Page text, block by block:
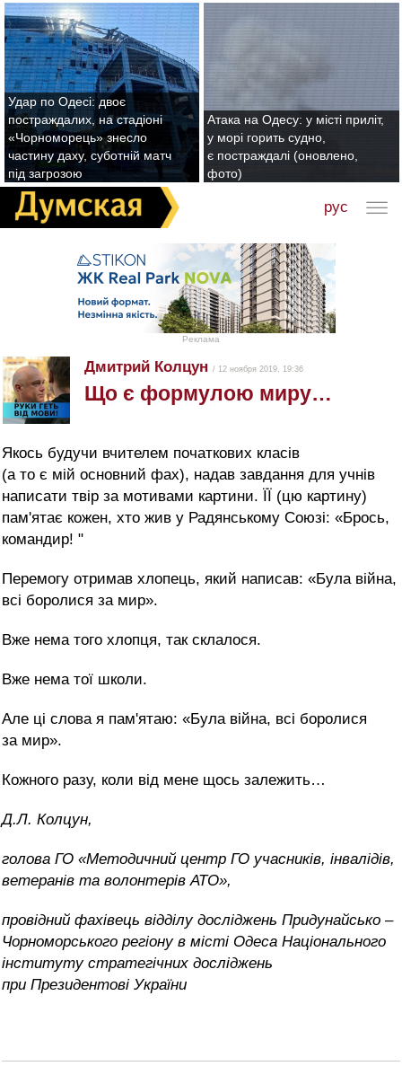
Удар по Одесі: двоє
постраждалих, на стадіоні
«Чорноморець» знесло
частину даху, суботній матч
під загрозою
Атака на Одесу: у місті приліт,
у морі горить судно,
є постраждалі (оновлено,
фото)
рус
Реклама
Дмитрий Колцун / 12 ноября 2019, 19:36
Що є формулою миру…
Якось будучи вчителем початкових класів
(а то є мій основний фах), надав завдання для учнів
написати твір за мотивами картини. ЇЇ (цю картину)
пам'ятає кожен, хто жив у Радянському Союзі: «Брось,
командир! "
Перемогу отримав хлопець, який написав: «Була війна,
всі боролися за мир».
Вже нема того хлопця, так склалося.
Вже нема тої школи.
Але ці слова я пам'ятаю: «Була війна, всі боролися
за мир».
Кожного разу, коли від мене щось залежить…
Д.Л. Колцун,
голова ГО «Методичний центр ГО учасників, інвалідів,
ветеранів та волонтерів АТО»,
провідний фахівець відділу досліджень Придунайсько –
Чорноморського регіону в місті Одеса Національного
інституту стратегічних досліджень
при Президентові України